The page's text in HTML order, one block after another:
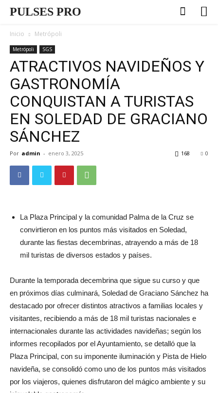
PULSES PRO
Inicio Metrópoli
Metrópoli SGS
ATRACTIVOS NAVIDEÑOS Y
GASTRONOMÍA
CONQUISTAN A TURISTAS
EN SOLEDAD DE GRACIANO
SÁNCHEZ
Por admin - enero 3, 2025 0
168
La Plaza Principal y la comunidad Palma de la Cruz se
convirtieron en los puntos más visitados en Soledad,
durante las fiestas decembrinas, atrayendo a más de 18
mil turistas de diversos estados y países.
Durante la temporada decembrina que sigue su curso y que
en próximos días culminará, Soledad de Graciano Sánchez ha
destacado por ofrecer distintos atractivos a familias locales y
visitantes, recibiendo a más de 18 mil turistas nacionales e
internacionales durante las actividades navideñas; según los
informes recopilados por el Ayuntamiento, se detalló que la
Plaza Principal, con su imponente iluminación y Pista de Hielo
navideña, se consolidó como uno de los puntos más visitados
por los viajeros, quienes disfrutaron del mágico ambiente y su